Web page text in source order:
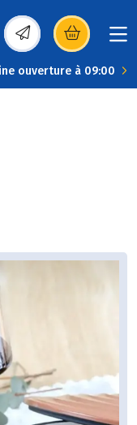
(s’ouvre dans une
ouverture à 09:00